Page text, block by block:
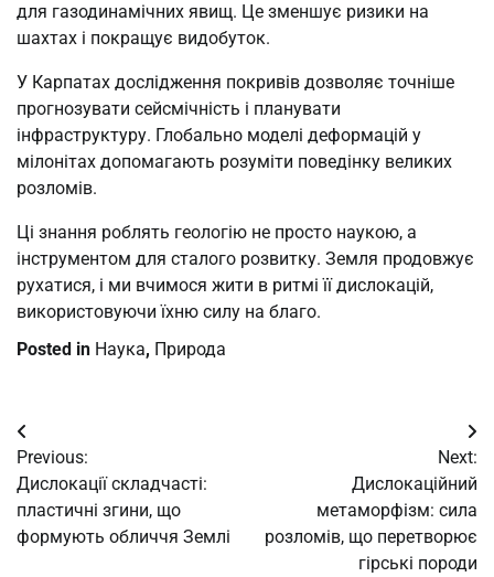
для газодинамічних явищ. Це зменшує ризики на
шахтах і покращує видобуток.
У Карпатах дослідження покривів дозволяє точніше
прогнозувати сейсмічність і планувати
інфраструктуру. Глобально моделі деформацій у
мілонітах допомагають розуміти поведінку великих
розломів.
Ці знання роблять геологію не просто наукою, а
інструментом для сталого розвитку. Земля продовжує
рухатися, і ми вчимося жити в ритмі її дислокацій,
використовуючи їхню силу на благо.
Posted in Наука, Природа
Post
navigation
Previous:
Дислокації складчасті:
пластичні згини, що
формують обличчя Землі
Next:
Дислокаційний
метаморфізм: сила
розломів, що перетворює
гірські породи